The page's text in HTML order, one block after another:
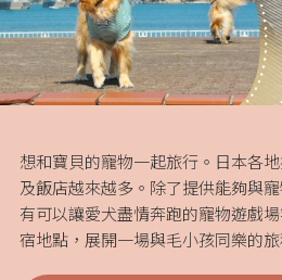
想和寶貝的寵物一起旅行。日本各
及飯店越來越多。除了提供能夠與
有可以讓愛犬盡情奔跑的寵物遊戲
宿地點，展開一場與毛小孩同樂的旅